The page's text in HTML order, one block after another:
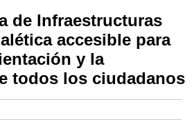
de Infraestructuras
accesible para
y la
todos los ciudadanos